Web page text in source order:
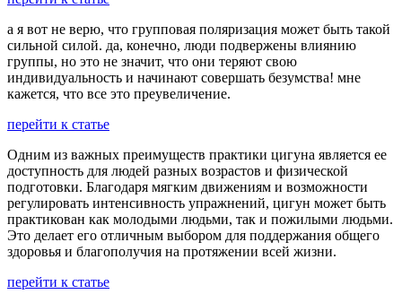
а я вот не верю, что групповая поляризация может быть такой
сильной силой. да, конечно, люди подвержены влиянию
группы, но это не значит, что они теряют свою
индивидуальность и начинают совершать безумства! мне
кажется, что все это преувеличение.
перейти к статье
Одним из важных преимуществ практики цигуна является ее
доступность для людей разных возрастов и физической
подготовки. Благодаря мягким движениям и возможности
регулировать интенсивность упражнений, цигун может быть
практикован как молодыми людьми, так и пожилыми людьми.
Это делает его отличным выбором для поддержания общего
здоровья и благополучия на протяжении всей жизни.
перейти к статье